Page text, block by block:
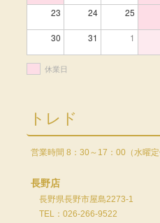
23 24 25
30 31 1
休業日
トレド
営業時間 8：30～17：00（水曜定
長野店
長野県長野市屋島2273-1
TEL：026-266-9522